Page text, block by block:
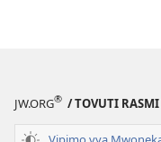
JW.ORG® / TOVUTI